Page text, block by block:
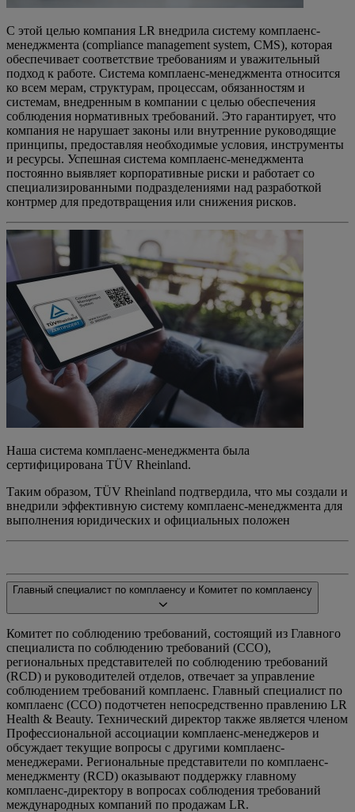
С этой целью компания LR внедрила систему комплаенс-
менеджмента (compliance management system, CMS), которая
обеспечивает соответствие требованиям и уважительный
подход к работе. Cистема комплаенс-менеджмента относится
ко всем мерам, структурам, процессам, обязанностям и
системам, внедренным в компании с целью обеспечения
соблюдения нормативных требований. Это гарантирует, что
компания не нарушает законы или внутренние руководящие
принципы, предоставляя необходимые условия, инструменты
и ресурсы. Успешная система комплаенс-менеджмента
постоянно выявляет корпоративные риски и работает со
специализированными подразделениями над разработкой
контрмер для предотвращения или снижения рисков.
Наша система комплаенс-менеджмента была
сертифицирована TÜV Rheinland.
Таким образом, TÜV Rheinland подтвердила, что мы создали и
внедрили эффективную систему комплаенс-менеджмента для
выполнения юридических и официальных положен
Главный специалист по комплаенсу и Комитет по комплаенсу
Комитет по соблюдению требований, состоящий из Главного
специалиста по соблюдению требований (CCO),
региональных представителей по соблюдению требований
(RCD) и руководителей отделов, отвечает за управление
соблюдением требований комплаенс. Главный специалист по
комплаенс (CCO) подотчетен непосредственно правлению LR
Health & Beauty. Технический директор также является членом
Профессиональной ассоциации комплаенс-менеджеров и
обсуждает текущие вопросы с другими комплаенс-
менеджерами. Региональные представители по комплаенс-
менеджменту (RCD) оказывают поддержку главному
комплаенс-директору в вопросах соблюдения требований
международных компаний по продажам LR.